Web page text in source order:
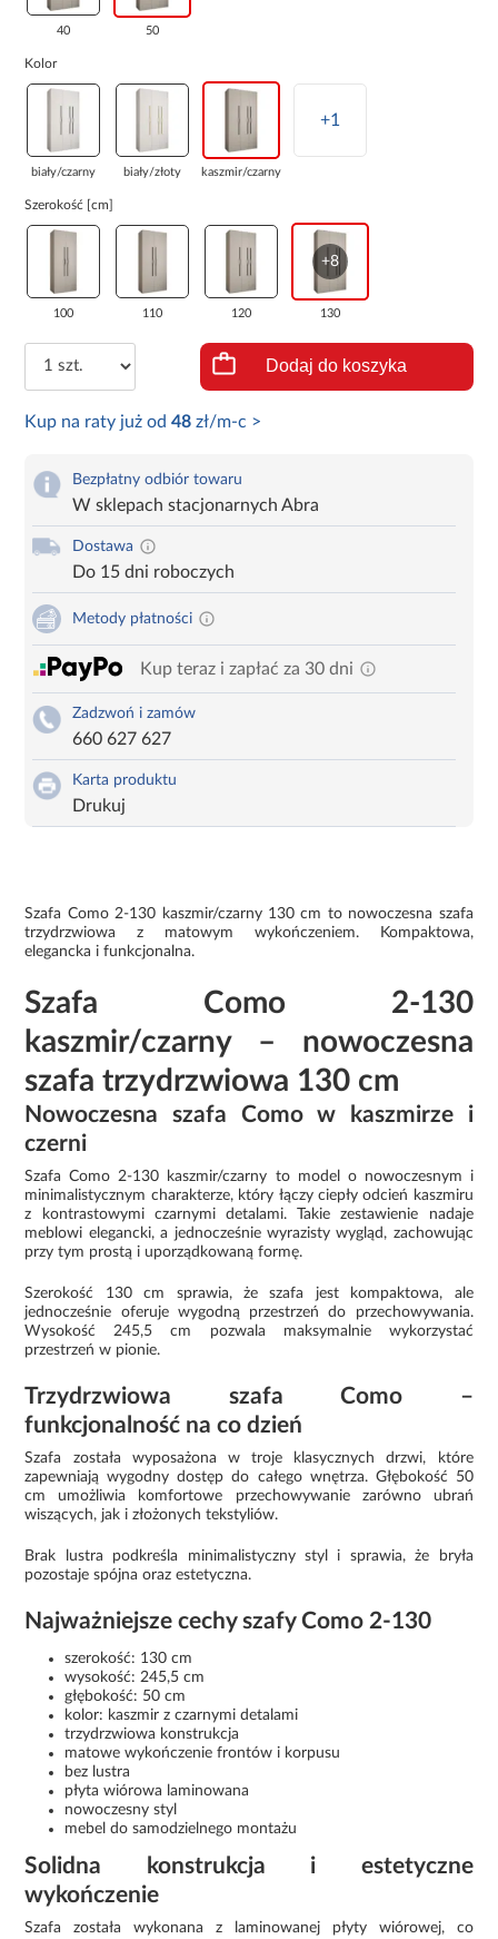
40 50
Kolor
biały/czarny biały/złoty kaszmir/czarny
+1
Szerokość [cm]
100 110 120
+8
130
Dodaj do koszyka
Kup na raty już od48 zł/m-c >
Bezpłatny odbiór towaru
W sklepach stacjonarnych Abra
Dostawa
Do 15 dni roboczych
Metody płatności
Kup teraz i zapłać za 30 dni
Zadzwoń i zamów
660 627 627
Karta produktu
Drukuj
Szafa Como 2-130 kaszmir/czarny 130 cm to nowoczesna szafa
trzydrzwiowa z matowym wykończeniem. Kompaktowa,
elegancka i funkcjonalna.
Szafa Como 2-130
kaszmir/czarny – nowoczesna
szafa trzydrzwiowa 130 cm
Nowoczesna szafa Como w kaszmirze i
czerni
Szafa Como 2-130 kaszmir/czarny to model o nowoczesnym i
minimalistycznym charakterze, który łączy ciepły odcień kaszmiru
z kontrastowymi czarnymi detalami. Takie zestawienie nadaje
meblowi elegancki, a jednocześnie wyrazisty wygląd, zachowując
przy tym prostą i uporządkowaną formę.
Szerokość 130 cm sprawia, że szafa jest kompaktowa, ale
jednocześnie oferuje wygodną przestrzeń do przechowywania.
Wysokość 245,5 cm pozwala maksymalnie wykorzystać
przestrzeń w pionie.
Trzydrzwiowa szafa Como –
funkcjonalność na co dzień
Szafa została wyposażona w troje klasycznych drzwi, które
zapewniają wygodny dostęp do całego wnętrza. Głębokość 50
cm umożliwia komfortowe przechowywanie zarówno ubrań
wiszących, jak i złożonych tekstyliów.
Brak lustra podkreśla minimalistyczny styl i sprawia, że bryła
pozostaje spójna oraz estetyczna.
Najważniejsze cechy szafy Como 2-130
szerokość: 130 cm
wysokość: 245,5 cm
głębokość: 50 cm
kolor: kaszmir z czarnymi detalami
trzydrzwiowa konstrukcja
matowe wykończenie frontów i korpusu
bez lustra
płyta wiórowa laminowana
nowoczesny styl
mebel do samodzielnego montażu
Solidna konstrukcja i estetyczne
wykończenie
Szafa została wykonana z laminowanej płyty wiórowej, co